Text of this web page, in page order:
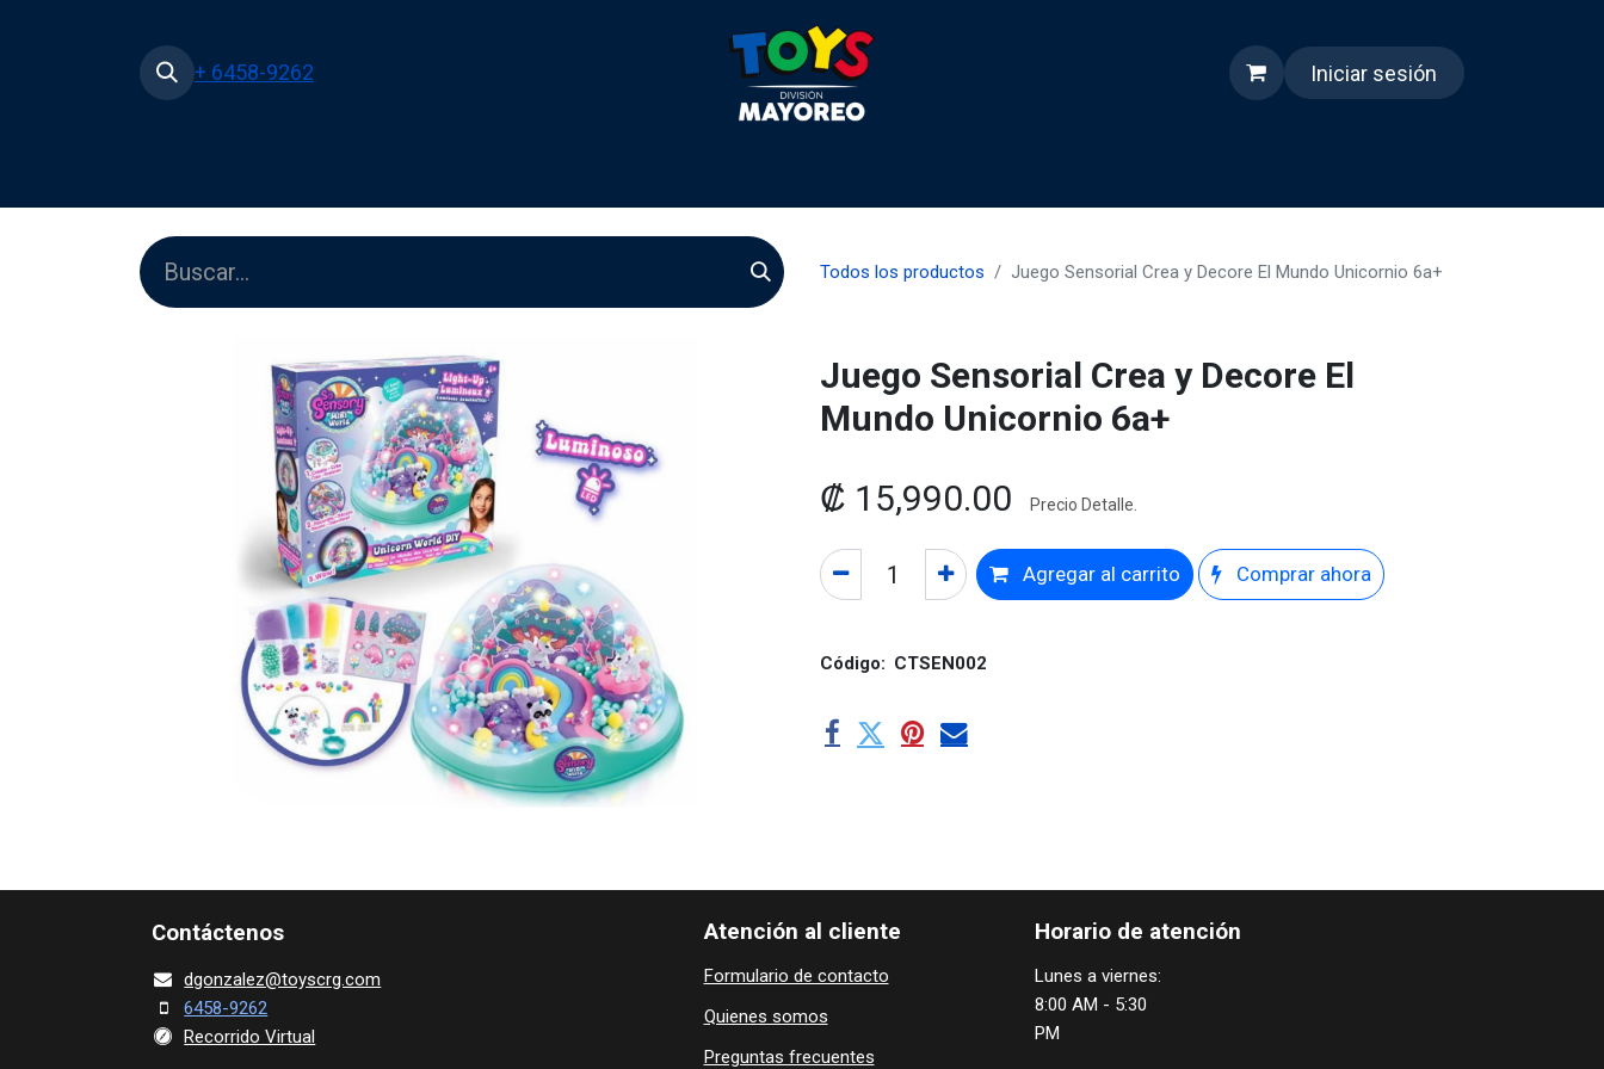
+ 6458-9262 Iniciar sesión
Todos los productos Juego Sensorial Crea y Decore El Mundo Unicornio 6a+
Juego Sensorial Crea y Decore El
Mundo Unicornio 6a+
₡ 15,990.00 Precio Detalle.
Agregar al carrito Comprar ahora
Código: CTSEN002
Contácte​nos
dgonza​lez@toy​scrg.c​o​m
6458-9262
Recorrido Virtual
Horario de atención
Lunes a viernes:
8:00 AM - 5:30
PM
Atención al cliente
Formulario de contacto
Quienes ​som​​​os
Preguntas frecuentes